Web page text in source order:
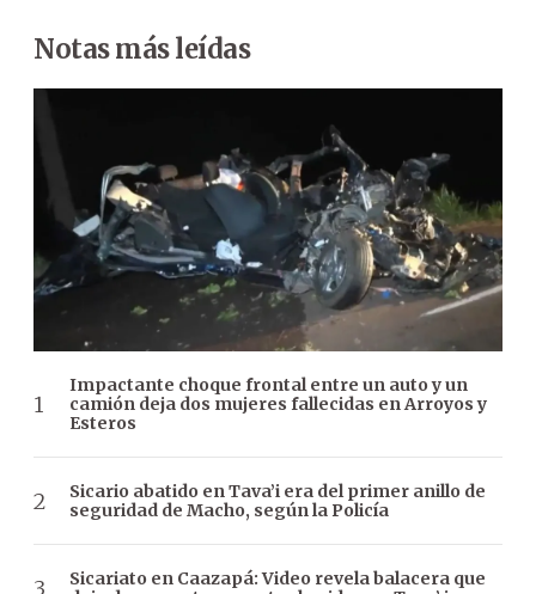
Notas más leídas
Impactante choque frontal entre un auto y un
camión deja dos mujeres fallecidas en Arroyos y
Esteros
Sicario abatido en Tava’i era del primer anillo de
seguridad de Macho, según la Policía
Sicariato en Caazapá: Video revela balacera que